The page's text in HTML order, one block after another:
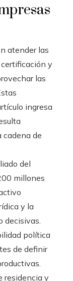
atender las
y
las
ingresa
cadena de
del
millones
y la
decisivas.
política
de definir
residencia y